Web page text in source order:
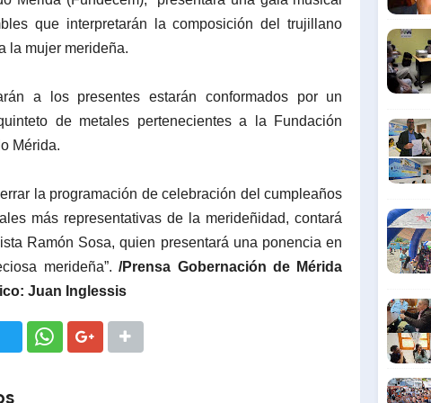
que interpretarán la composición del trujillano
la mujer merideña.
a los presentes estarán conformados por un
de metales pertenecientes a la Fundación
Mérida.
la programación de celebración del cumpleaños
más representativas de la merideñidad, contará
Ramón Sosa, quien presentará una ponencia en
merideña”./Prensa Gobernación de Mérida
Juan Inglessis